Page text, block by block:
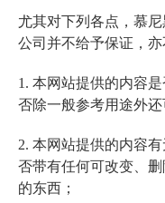
尤其对下列各点，慕
公司并不给予保证，
1. 本网站提供的内容
否除一般参考用途外还
2. 本网站提供的内容
否带有任何可改变、
的东西；